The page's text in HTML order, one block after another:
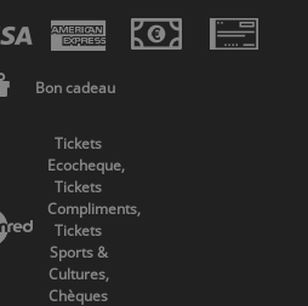
Bon cadeau
Tickets
Ecocheque,
Tickets
Compliments,
Tickets
Sports &
Cultures,
Chèques